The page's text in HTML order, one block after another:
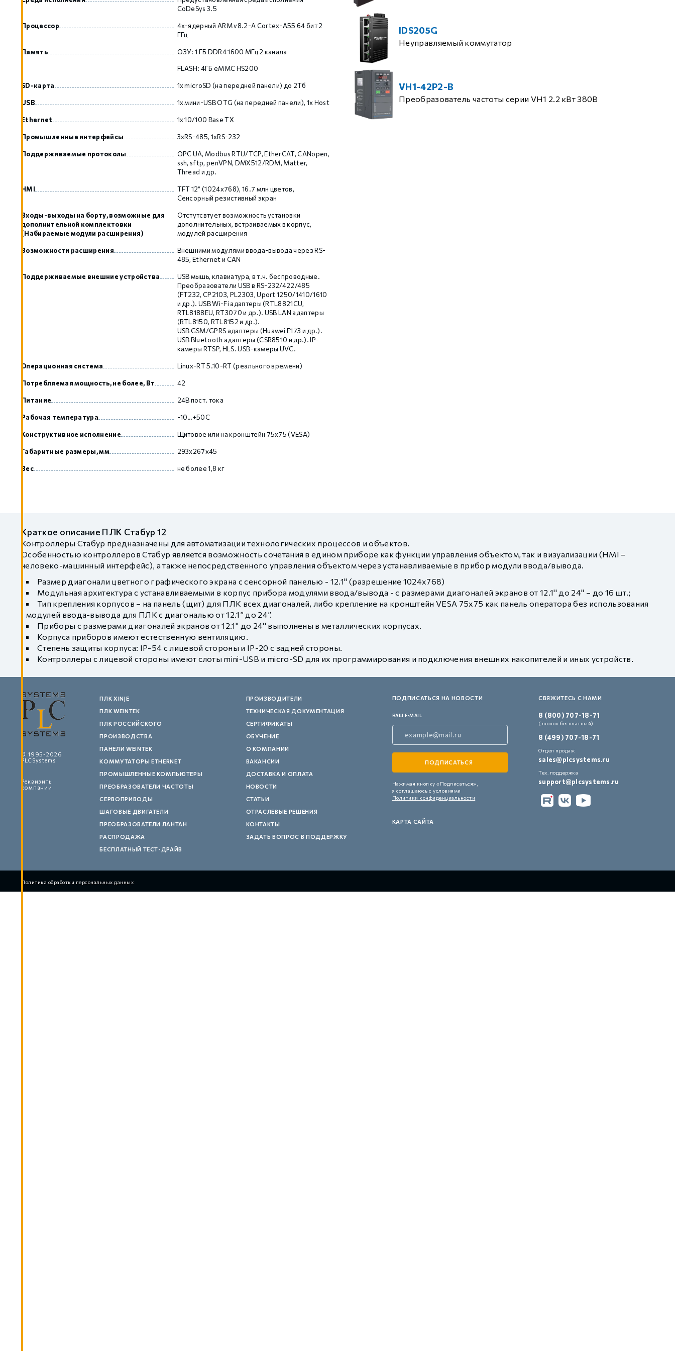
CoDeSys 3.5
Процессор
4х-ядерный ARM v8.2-A Cortex-A55 64 бит 2
ГГц
Память ОЗУ: 1 ГБ DDR4 1600 МГц 2 канала
FLASH: 4ГБ eMMC HS200
SD-карта 1x microSD (на передней панели) до 2Тб
USB 1x мини-USB OTG (на передней панели), 1x Host
Ethernet 1x 10/100 Base TX
Промышленные интерфейсы 3xRS-485, 1xRS-232
Поддерживаемые протоколы
OPC UA, Modbus RTU/TCP, EtherCAT, CANopen,
ssh, sftp, penVPN, DMX512/RDM, Matter,
Thread и др.
HMI
TFT 12” (1024х768), 16.7 млн цветов,
Сенсорный резистивный экран
Входы-выходы на борту, возможные для
дополнительной комплектовки
(Набираемые модули расширения)
Отстутсвтует возможность установки
дополнительных, встраиваемых в корпус,
модулей расширения
Возможности расширения
Внешними модулями ввода-вывода через RS-
485, Ethernet и CAN
Поддерживаемые внешние устройства
USB мышь, клавиатура, в т.ч. беспроводные.
Преобразователи USB в RS-232/422/485
(FT232, CP2103, PL2303, Uport 1250/1410/1610
и др.). USB Wi-Fi адаптеры (RTL8821СU,
RTL8188EU, RT3070 и др.). USB LAN адаптеры
(RTL8150, RTL8152 и др.).
USB GSM/GPRS адаптеры (Huawei E173 и др.).
USB Bluetooth адаптеры (CSR8510 и др.). IP-
камеры RTSP, HLS. USB-камеры UVC.
Операционная система Linux-RT 5.10-RT (реального времени)
Потребляемая мощность, не более, Вт 42
Питание 24В пост. тока
Рабочая температура -10…+50C
Конструктивное исполнение Щитовое или на кронштейн 75х75 (VESA)
Габаритные размеры, мм 293х267х45
Вес не более 1,8 кг
IDS205G
Неуправляемый коммутатор
VH1-42P2-B
Преобразователь частоты серии VH1 2.2 кВт 380В
Краткое описание ПЛК Стабур 12
Контроллеры Стабур предназначены для автоматизации технологических процессов и объектов.
Особенностью контроллеров Стабур является возможность сочетания в едином приборе как функции управления объектом, так и визуализации (HMI –
человеко-машинный интерфейс), а также непосредственного управления объектом через устанавливаемые в прибор модули ввода/вывода.
Размер диагонали цветного графического экрана с сенсорной панелью - 12.1'' (разрешение 1024х768)
Модульная архитектура с устанавливаемыми в корпус прибора модулями ввода/вывода - с размерами диагоналей экранов от 12.1'' до 24'' – до 16 шт.;
Тип крепления корпусов – на панель (щит) для ПЛК всех диагоналей, либо крепление на кронштейн VESA 75х75 как панель оператора без использования
модулей ввода-вывода для ПЛК с диагональю от 12.1” до 24”.
Приборы с размерами диагоналей экранов от 12.1'' до 24'' выполнены в металлических корпусах.
Корпуса приборов имеют естественную вентиляцию.
Степень защиты корпуса: IP-54 с лицевой стороны и IP-20 с задней стороны.
Контроллеры с лицевой стороны имеют слоты mini-USB и micro-SD для их программирования и подключения внешних накопителей и иных устройств.
© 1995-2026
PLCSystems
Реквизиты
компании
ПЛК XINJE
ПЛК WEINTEK
ПЛК РОССИЙСКОГО
ПРОИЗВОДСТВА
ПАНЕЛИ WEINTEK
КОММУТАТОРЫ ETHERNET
ПРОМЫШЛЕННЫЕ КОМПЬЮТЕРЫ
ПРЕОБРАЗОВАТЕЛИ ЧАСТОТЫ
СЕРВОПРИВОДЫ
ШАГОВЫЕ ДВИГАТЕЛИ
ПРЕОБРАЗОВАТЕЛИ ЛАНТАН
РАСПРОДАЖА
БЕСПЛАТНЫЙ ТЕСТ-ДРАЙВ
ПРОИЗВОДИТЕЛИ
ТЕХНИЧЕСКАЯ ДОКУМЕНТАЦИЯ
СЕРТИФИКАТЫ
ОБУЧЕНИЕ
О КОМПАНИИ
ВАКАНСИИ
ДОСТАВКА И ОПЛАТА
НОВОСТИ
СТАТЬИ
ОТРАСЛЕВЫЕ РЕШЕНИЯ
КОНТАКТЫ
ЗАДАТЬ ВОПРОС В ПОДДЕРЖКУ
ПОДПИСАТЬСЯ НА НОВОСТИ
ВАШ E-MAIL
Нажимая кнопку «Подписаться»,
я соглашаюсь с условиями
Политики конфиденциальности
КАРТА САЙТА
СВЯЖИТЕСЬ С НАМИ
8 (800) 707-18-71
(звонок бесплатный)
8 (499) 707-18-71
Отдел продаж
sales@plcsystems.ru
Тех. поддержка
support@plcsystems.ru
Политика обработки персональных данных
GCAN